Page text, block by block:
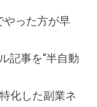
やった方が早
記事を“半自動
化した副業ネ